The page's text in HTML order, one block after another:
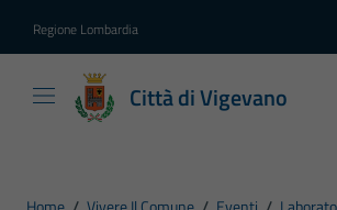
Regione Lombardia
Città di Vigevano